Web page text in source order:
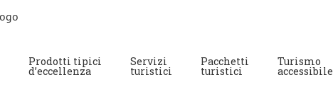
Prodotti tipici
d’eccellenza
Servizi
turistici
Pacchetti
turistici
Turismo
accessibile